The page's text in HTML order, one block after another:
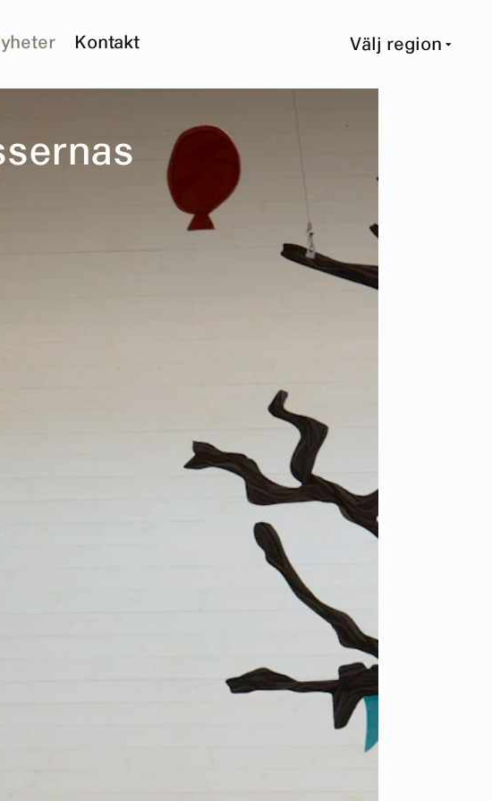
Kontakt Välj region
sernas